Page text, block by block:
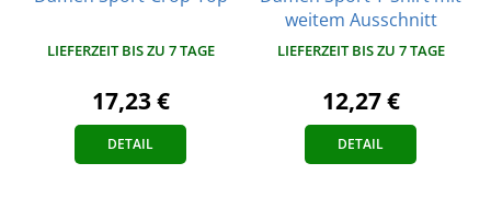
LIEFERZEIT BIS ZU 7 TAGE
17,23 €
DETAIL
weitem Ausschnitt
LIEFERZEIT BIS ZU 7 TAGE
12,27 €
DETAIL